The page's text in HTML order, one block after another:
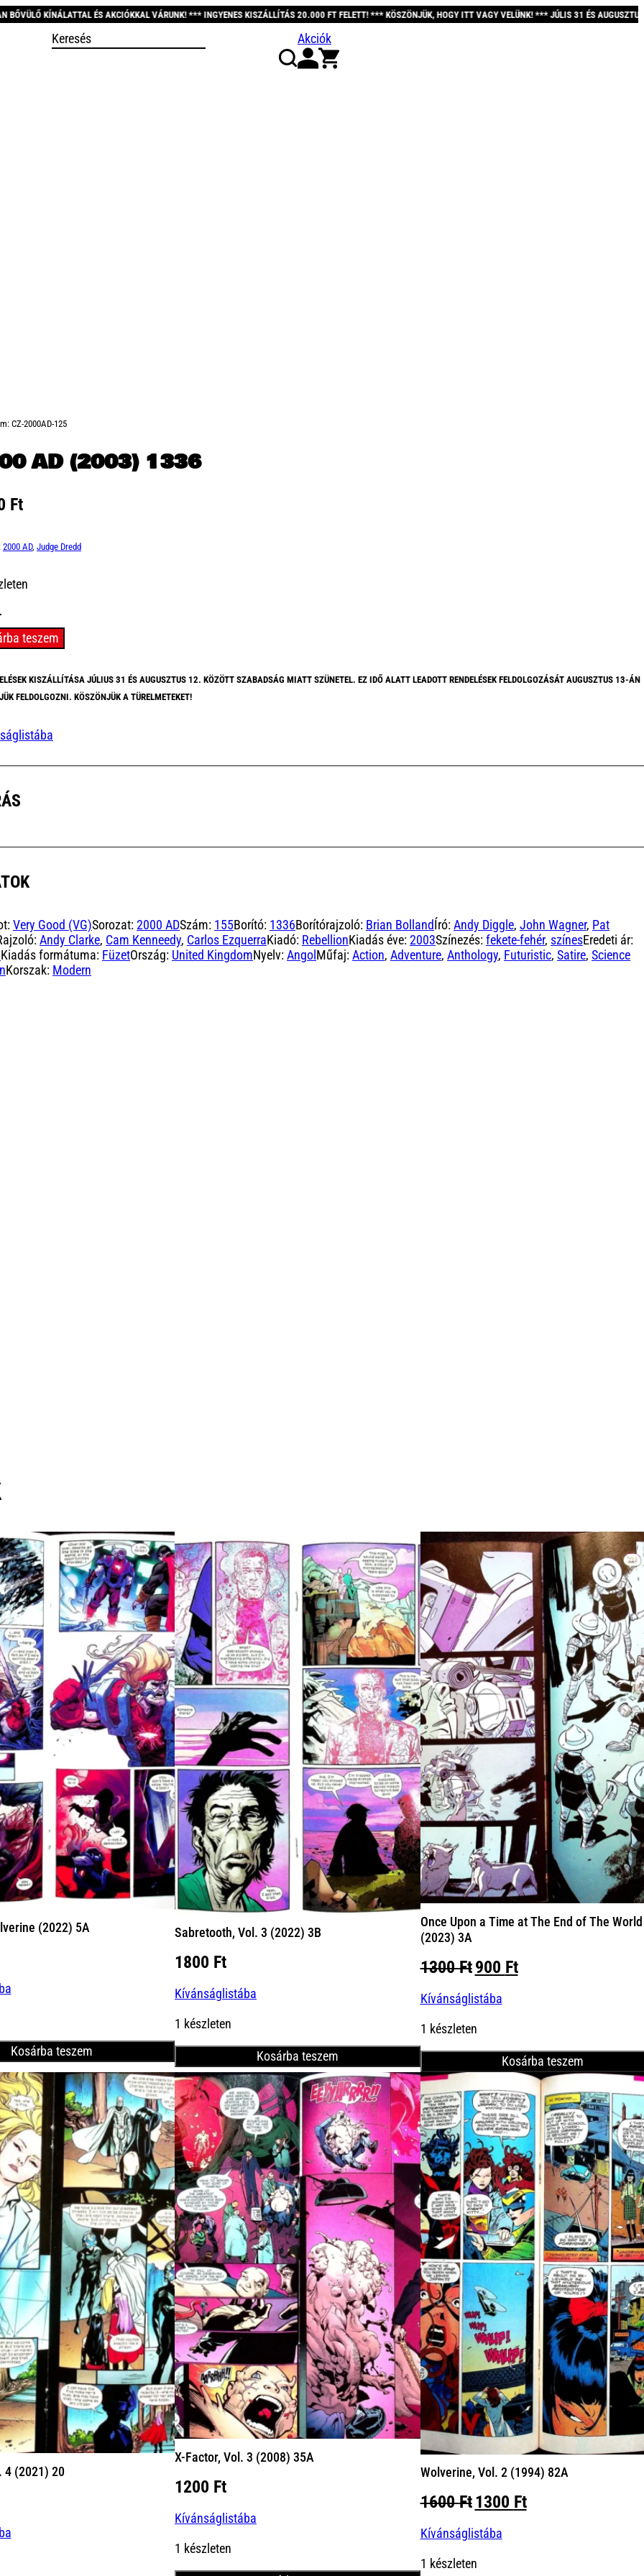
AKCIÓKKAL VÁRUNK! *** INGYENES KISZÁLLÍTÁS 20.000 FT FELETT! *** KÖSZÖNJÜK, HOGY ITT VAGY VELÜNK! *** JÚLIS 31 ÉS AUGUSZTUS 12. KÖZÖTT A
Akciók
CZ-2000AD-125
AD (2003) 1336
Ft
2000 AD, Judge Dredd
teszem
KISZÁLLÍTÁSA JÚLIUS 31 ÉS AUGUSZTUS 12. KÖZÖTT SZABADSÁG MIATT SZÜNETEL. EZ IDŐ ALATT LEADOTT RENDELÉSEK FELDOLGOZÁSÁT AUGUSZTUS 13-ÁN
FELDOLGOZNI. KÖSZÖNJÜK A TÜRELMETEKET!
Very Good (VG)Sorozat:2000 ADSzám: 155Borító: 1336Borítórajzoló: Brian BollandÍró:Andy Diggle, John Wagner, Pat
Andy Clarke, Cam Kenneedy, Carlos EzquerraKiadó: RebellionKiadás éve:2003Színezés:fekete-fehér, színesEredeti ár:
Kiadás formátuma: FüzetOrszág: United KingdomNyelv:AngolMűfaj:Action, Adventure, Anthology, Futuristic, Satire, Science
Korszak: Modern
(2022) 5A
Kosárba teszem
Sabretooth, Vol. 3 (2022) 3B
1800 Ft
Kívánságlistába
1 készleten
Kosárba teszem
Once Upon a Time at The End of The World
(2023) 3A
1300FtOriginal
was:
900 FtCurrent
Kívánságlistába
1 készleten
Kosárba teszem
4 (2021) 20
X-Factor, Vol. 3 (2008) 35A
1200 Ft
Kívánságlistába
1 készleten
Wolverine, Vol. 2 (1994) 82A
1600FtOriginal
was:
1300 FtCurrent
Kívánságlistába
1 készleten